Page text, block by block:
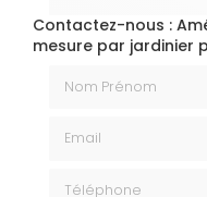
Contactez-nous :
mesure par jardinier